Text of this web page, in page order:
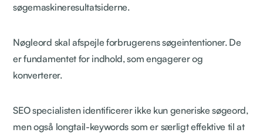
søgemaskineresultatsiderne.
Nøgleord skal afspejle forbrugerens søgeintentioner. De
er fundamentet for indhold, som engagerer og
konverterer.
SEO specialisten identificerer ikke kun generiske søgeord,
men også longtail-keywords som er særligt effektive til at